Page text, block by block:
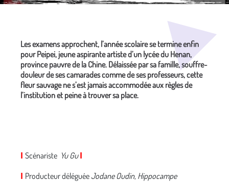
Les examens approchent, l’année scolaire se termine enfin
pour Peipei, jeune aspirante artiste d’un lycée du Henan,
province pauvre de la Chine. Délaissée par sa famille, souffre-
douleur de ses camarades comme de ses professeurs, cette
fleur sauvage ne s’est jamais accommodée aux règles de
l’institution et peine à trouver sa place.
I Scénariste Yu Gu I
I Producteur déléguée Jodane Oudin, Hippocampe